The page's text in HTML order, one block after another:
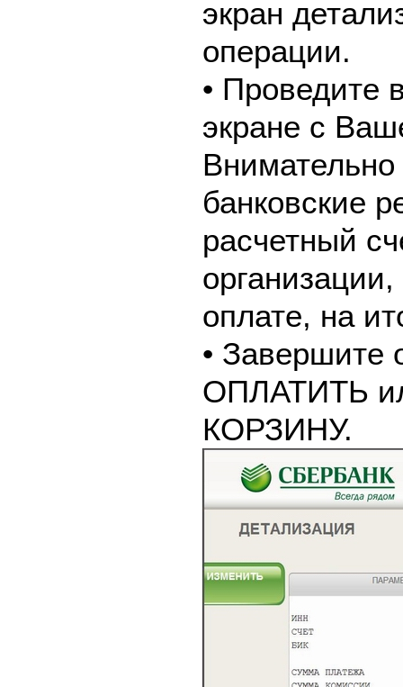
экран
операции.
• Проведите
экране с
банковские
расчетный
оплате, на
• Завершите
ОПЛАТИТЬ
КОРЗИНУ.